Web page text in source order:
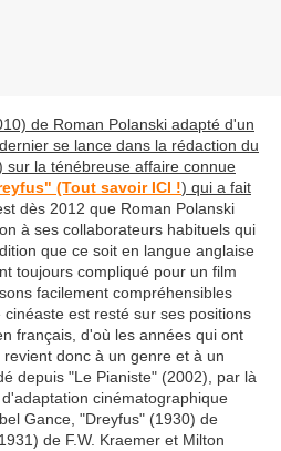
de Roman Polanski adapté d'un
se lance dans la rédaction du
sur la ténébreuse affaire connue
(Tout savoir ICI !) qui a fait
dès 2012 que Roman Polanski
à ses collaborateurs habituels qui
que ce soit en langue anglaise
toujours compliqué pour un film
facilement compréhensibles
est resté sur ses positions
français, d'où les années qui ont
donc à un genre et à un
depuis "Le Pianiste" (2002), par là
cinématographique
Gance, "Dreyfus" (1930) de
de F.W. Kraemer et Milton